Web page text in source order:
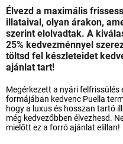
Élvezd a maximális
illataival, olyan árakon,
szerint elolvadtak. A
25% kedvezménnyel
töltsd fel készleteidet
ajánlat tart!
Megérkezett a nyári felfrissülés
formájában kedvenc Puella
hogy a luxus és hosszan tartó
még kedvezőbben élvezhesd.
mielőtt ez a forró ajánlat elillan!